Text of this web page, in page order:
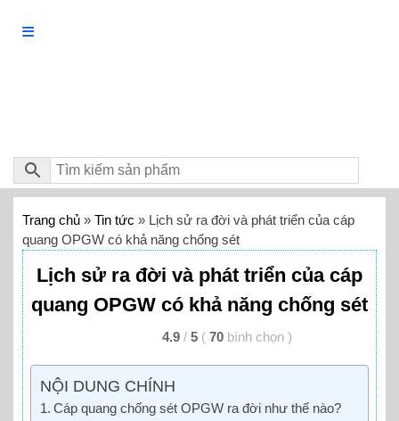
Trang chủ » Tin tức » Lịch sử ra đời và phát triển của cáp
quang OPGW có khả năng chống sét
Lịch sử ra đời và phát triển của cáp
quang OPGW có khả năng chống sét
4.9 / 5 ( 70 bình chọn )
NỘI DUNG CHÍNH
Cáp quang chống sét OPGW ra đời như thế nào?